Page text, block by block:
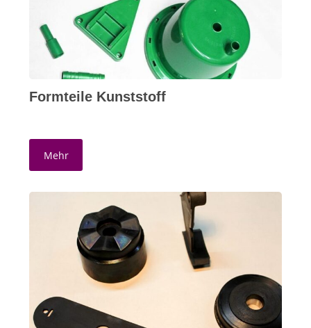
Formteile Kunststoff
Mehr